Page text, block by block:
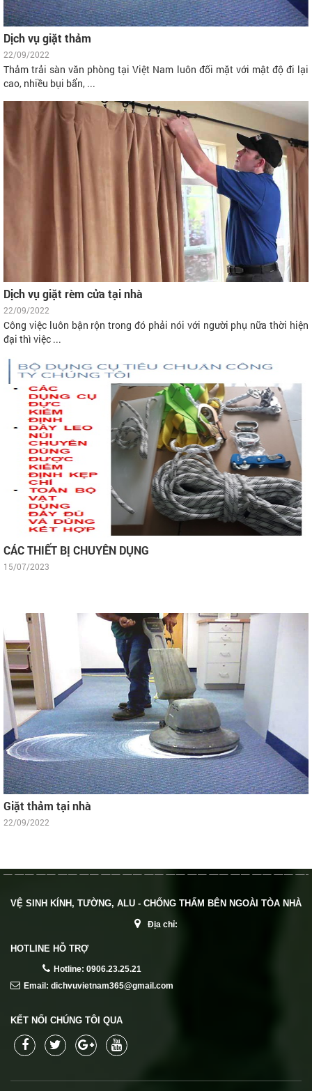
Dịch vụ giặt thảm
22/09/2022
Thảm trải sàn văn phòng tại Việt Nam luôn đối mặt với mật độ đi lại
cao, nhiều bụi bẩn, ...
Dịch vụ giặt rèm cửa tại nhà
22/09/2022
Công việc luôn bận rộn trong đó phải nói với người phụ nữa thời hiện
đại thì việc ...
CÁC THIẾT BỊ CHUYÊN DỤNG
15/07/2023
Giặt thảm tại nhà
22/09/2022
VỆ SINH KÍNH, TƯỜNG, ALU - CHỐNG THẤM BÊN NGOÀI TÒA NHÀ
Địa chỉ:
HOTLINE HỖ TRỢ
Hotline: 0906.23.25.21
Email: dichvuvietnam365@gmail.com
KẾT NỐI CHÚNG TÔI QUA